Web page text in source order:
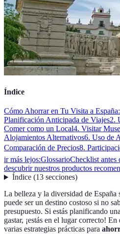
Índice
Cómo Ahorrar en Tu Visita a
Planificación Anticipada de Viajes2.
Comer como un Local4. Visitar
Alojamientos Alternativos6. Uso de
Comparación de Precios8.
ir más lejos:GlossarioChecklist antes
descubrir nuestros productos
Índice(13 secciones)
La belleza y la diversidad de España
puede ser un destino costoso si no
presupuesto. Si estás planificando
gastar, ¡estás en el lugar correcto!
varias estrategias prácticas para